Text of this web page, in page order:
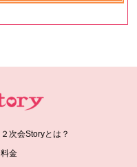
２次会Storyとは？
料金